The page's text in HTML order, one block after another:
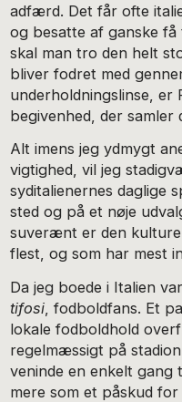
adfærd. Det får ofte
og besatte af ganske
skal man tro den helt
bliver fodret med
underholdningslinse, er
begivenhed, der samler
Alt imens jeg ydmygt
vigtighed, vil jeg
syditalienernes daglige
sted og på et nøje
suverænt er den
flest, og som har mest
Da jeg boede i Italien
tifosi , fodboldfans. Et
lokale fodboldhold
regelmæssigt på
veninde en enkelt gang
mere som et påskud